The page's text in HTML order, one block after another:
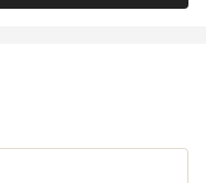
Sternen